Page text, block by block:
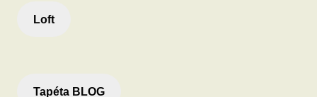
Loft
Tapéta BLOG